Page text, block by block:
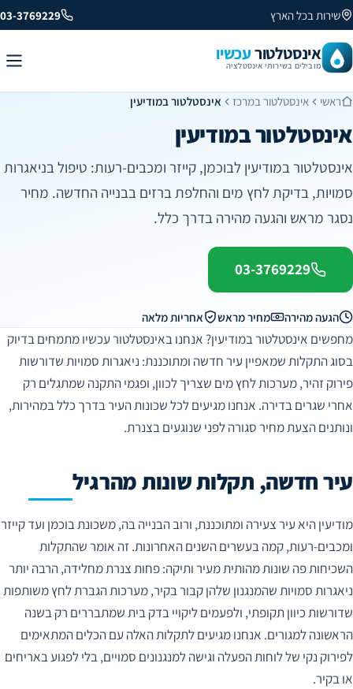
שירות בכל הארץ 03-3769229
אינסטלטורעכשיו
מובילים בשירותי אינסטלציה
ראשי אינסטלטור במרכז אינסטלטור במודיעין
אינסטלטור במודיעין
אינסטלטור במודיעין לבוכמן, קייזר ומכבים-רעות: טיפול בניאגרות
סמויות, בדיקת לחץ מים והחלפת ברזים בבנייה החדשה. מחיר
נסגר מראש והגעה מהירה בדרך כלל.
03-3769229
הגעה מהירה מחיר מראש אחריות מלאה
מחפשים אינסטלטור במודיעין? אנחנו באינסטלטור עכשיו מתמחים בדיוק
בסוג התקלות שמאפיין עיר חדשה ומתוכננת: ניאגרות סמויות שדורשות
פירוק זהיר, מערכות לחץ מים שצריך לכוון, ופגמי התקנה שמתגלים רק
אחרי שגרים בדירה. אנחנו מגיעים לכל שכונות העיר בדרך כלל במהירות,
ונותנים הצעת מחיר סגורה לפני שנוגעים בצנרת.
עיר חדשה, תקלות שונות מהרגיל
מודיעין היא עיר צעירה ומתוכננת, ורוב הבנייה בה, משכונת בוכמן ועד קייזר
ומכבים-רעות, קמה בעשרים השנים האחרונות. זה אומר שהתקלות
השכיחות פה שונות מהותית מעיר ותיקה: פחות צנרת מחלידה, הרבה יותר
ניאגרות סמויות שהמנגנון שלהן קבור בקיר, מערכות הגברת לחץ משותפות
שדורשות כיוון תקופתי, ולפעמים ליקויי בדק בית שמתבררים רק בשנה
הראשונה למגורים. אנחנו מגיעים לתקלות האלה עם הכלים המתאימים
לפירוק נקי של לוחות הפעלה וגישה למנגנונים סמויים, בלי לפגוע באריחים
או בקיר.